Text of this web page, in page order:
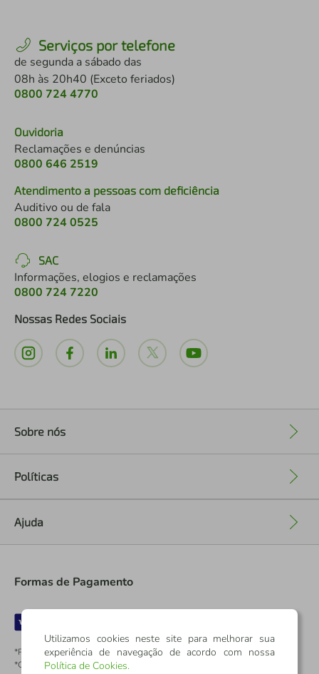
Serviços por telefone
de segunda a sábado das
08h às 20h40 (Exceto feriados)
0800 724 4770
Ouvidoria
Reclamações e denúncias
0800 646 2519
Atendimento a pessoas com deficiência
Auditivo ou de fala
0800 724 0525
SAC
Informações, elogios e reclamações
0800 724 7220
Nossas Redes Sociais
Sobre nós
Políticas
Ajuda
Formas de Pagamento
*Pontos dos Cartões Sicredi
*Cartões Sicredi
Utilizamos cookies neste site para melhorar sua
experiência de navegação de acordo com nossa
Política de Cookies.